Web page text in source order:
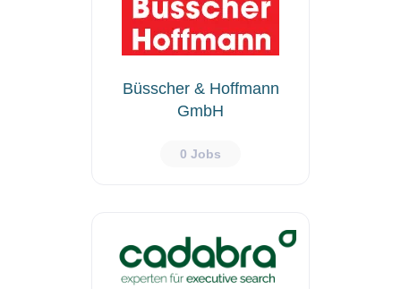
Büsscher & Hoffmann
GmbH
0 Jobs